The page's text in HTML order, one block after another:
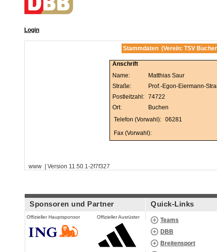
Login
Stammdaten (Verein: TSV
Anschrift
Name:
Matthias Saur
Straße:
Prof.-Egon-Eiermann-
Postleitzahl: 74722
Ort:
Buchen
Telefon (Vorwahl): 06281
Fax (Vorwahl):
www | Version 11.50.1-2f7f327
Sponsoren und Partner
Offizieller Hauptsponsor Offizieller Ausrüster
Quick-Links
Teams
DBB
Breitensport